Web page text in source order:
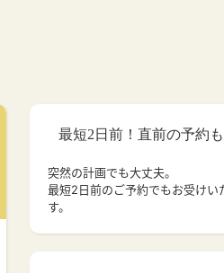
最短2日前！直前の予約
突然の計画でも大丈夫。
最短2日前のご予約でもお受けい
す。